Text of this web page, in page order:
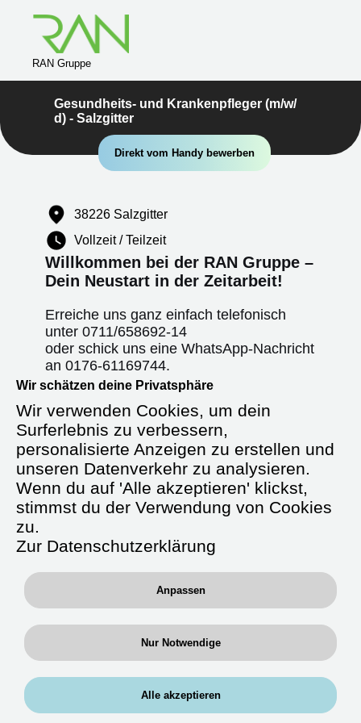
RAN Gruppe
Gesundheits- und Krankenpfleger (m/w/
d) - Salzgitter
Direkt vom Handy bewerben
38226 Salzgitter
Vollzeit / Teilzeit
Willkommen bei der RAN Gruppe –
Dein Neustart in der Zeitarbeit!
Erreiche uns ganz einfach telefonisch
unter 0711/658692-14
oder schick uns eine WhatsApp-Nachricht
an 0176-61169744.
Starte durch in der Zeitarbeit als
Gesundheits- und
Deine Tätigkeit:
Fachbereiche:
Arbeite auf Stationen, in denen du
Funktionsbereichen
Überregionale Tätigkeit:
Wir schätzen deine Privatsphäre
Wir verwenden Cookies, um dein
Surferlebnis zu verbessern,
personalisierte Anzeigen zu erstellen und
unseren Datenverkehr zu analysieren.
Wenn du auf 'Alle akzeptieren' klickst,
stimmst du der Verwendung von Cookies
zu.
Zur Datenschutzerklärung
Anpassen
Nur Notwendige
Alle akzeptieren